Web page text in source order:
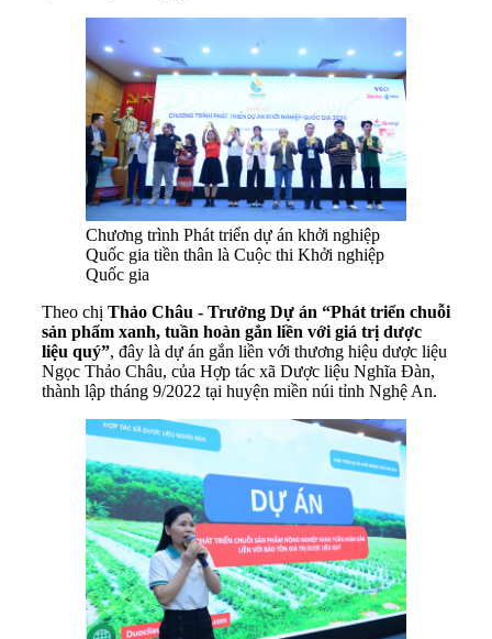
Chương trình Phát triển dự án khởi nghiệp
Quốc gia tiền thân là Cuộc thi Khởi nghiệp
Quốc gia
Theo chị Thảo Châu - Trưởng Dự án “Phát triển chuỗi
sản phẩm xanh, tuần hoàn gắn liền với giá trị dược
liệu quý”, đây là dự án gắn liền với thương hiệu dược liệu
Ngọc Thảo Châu, của Hợp tác xã Dược liệu Nghĩa Đàn,
thành lập tháng 9/2022 tại huyện miền núi tỉnh Nghệ An.